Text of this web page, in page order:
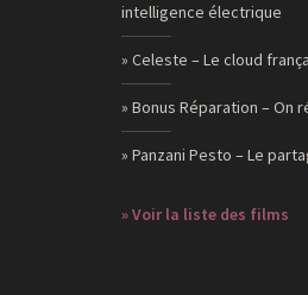
intelligence électrique
» Celeste – Le cloud
» Bonus Réparation – On
» Panzani Pesto – Le
» Voir la liste des films